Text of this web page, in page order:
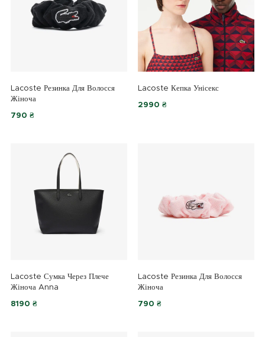
Lacoste Резинка Для Волосся
Жіноча
790 ₴
Lacoste Кепка Унісекс
2990 ₴
Lacoste Сумка Через Плече
Жіноча Anna
8190 ₴
Lacoste Резинка Для Волосся
Жіноча
790 ₴